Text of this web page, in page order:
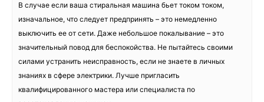
В случае если ваша стиральная машина бьет током током,
изначальное, что следует предпринять – это немедленно
выключить ее от сети. Даже небольшое покалывание – это
значительный повод для беспокойства. Не пытайтесь своими
силами устранить неисправность, если не знаете в личных
знаниях в сфере электрики. Лучше пригласить
квалифицированного мастера или специалиста по